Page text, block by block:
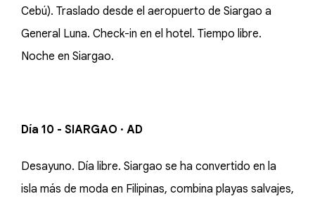
Cebú). Traslado desde el aeropuerto de Siargao a
General Luna. Check-in en el hotel. Tiempo libre.
Noche en Siargao.
Día 10 - SIARGAO · AD
Desayuno. Día libre. Siargao se ha convertido en la
isla más de moda en Filipinas, combina playas salvajes,